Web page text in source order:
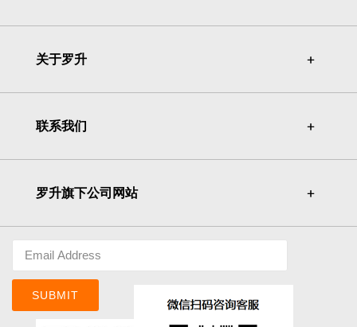
关于罗升 ＋
＋
联系我们 ＋
＋
罗升旗下公司网站 ＋
＋
SUBMIT